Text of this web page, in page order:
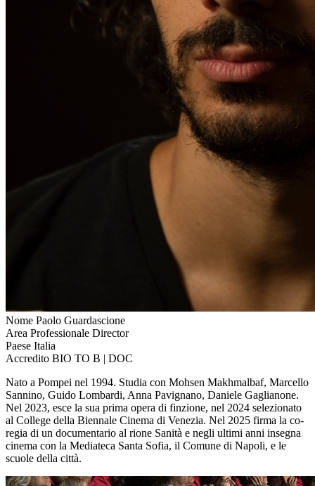
Nome Paolo Guardascione
Area Professionale Director
Paese Italia
Accredito BIO TO B | DOC
Nato a Pompei nel 1994. Studia con Mohsen Makhmalbaf, Marcello
Sannino, Guido Lombardi, Anna Pavignano, Daniele Gaglianone.
Nel 2023, esce la sua prima opera di finzione, nel 2024 selezionato
al College della Biennale Cinema di Venezia. Nel 2025 firma la co-
regia di un documentario al rione Sanità e negli ultimi anni insegna
cinema con la Mediateca Santa Sofia, il Comune di Napoli, e le
scuole della città.